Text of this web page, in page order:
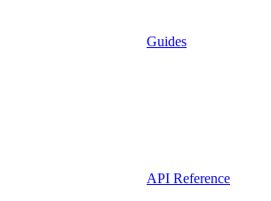
Guides
API Reference